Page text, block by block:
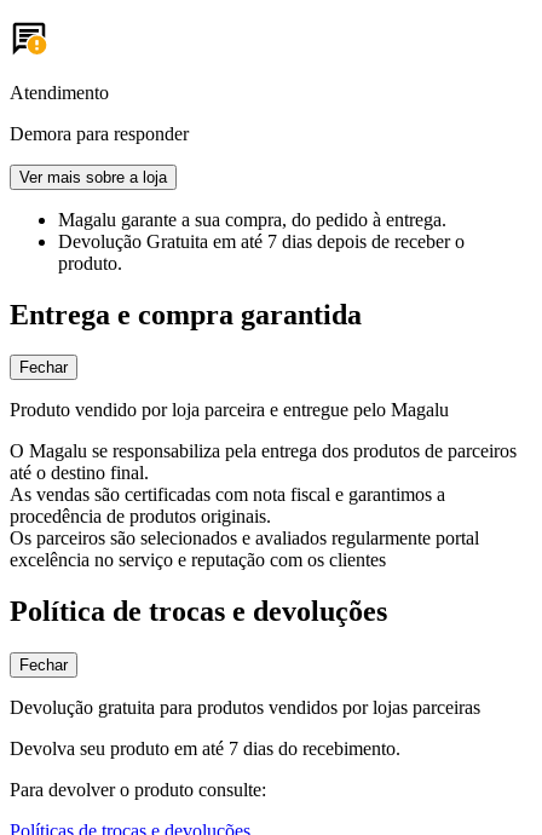
Atendimento
Demora para responder
Ver mais sobre a loja
Magalu garante a sua compra, do pedido à entrega.
Devolução Gratuita em até 7 dias depois de receber o
produto.
Entrega e compra garantida
Fechar
Produto vendido por loja parceira e entregue pelo Magalu
O Magalu se responsabiliza pela entrega dos produtos de parceiros
até o destino final.
As vendas são certificadas com nota fiscal e garantimos a
procedência de produtos originais.
Os parceiros são selecionados e avaliados regularmente portal
excelência no serviço e reputação com os clientes
Política de trocas e devoluções
Fechar
Devolução gratuita para produtos vendidos por lojas parceiras
Devolva seu produto em até 7 dias do recebimento.
Para devolver o produto consulte: